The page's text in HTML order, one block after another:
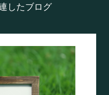
したブログ